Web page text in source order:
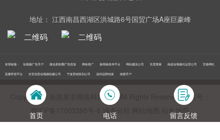
设计，LOGO设计，口碑优化，品牌形象设计，获客推广，
网站定制，APP开发，软件制作，网络公关，网站推广，海
告等等业务！在江西更多人选择南昌莫非传媒！
地址： 江西南昌西湖区洪城路6号国贸广场A座巨豪峰
友情链接： 短视频广告开户 微信朋友圈广告投放 网络推广 新闻稿发布平台 网站建设公司 百度搜索 南昌短视频代运营公司 宜春网红
直播带货平台 吉安创意短视频拍摄公司 宁波营销策划公司 温州品牌包装 港股开户
Copyright © 南昌莫非网络科技公司 All Rights Reserved 备案号：
赣ICP备17003395号‍-6
城市分站 站长地图
首页 电话 留言反馈